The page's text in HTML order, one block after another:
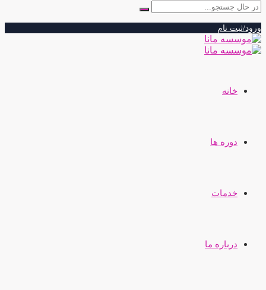
جستجو
ورود/ثبت نام
خانه
دوره ها
خدمات
درباره ما